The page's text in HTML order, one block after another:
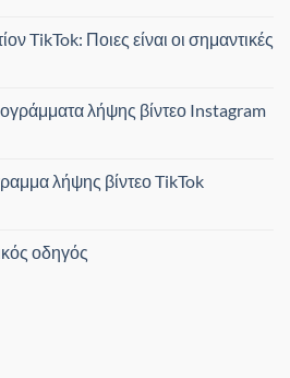
TikTok: Ποιες είναι οι σημαντικές
λήψης βίντεο Instagram
λήψης βίντεο TikTok
οδηγός